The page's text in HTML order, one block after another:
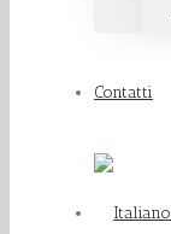
Contatti